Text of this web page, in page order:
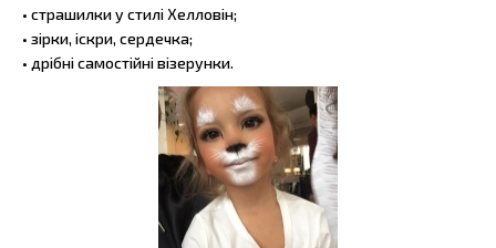
• страшилки у стилі Хелловін;
• зірки, іскри, сердечка;
• дрібні самостійні візерунки.